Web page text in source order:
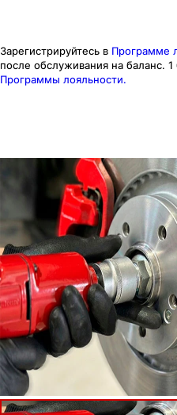
Зарегистрируйтесь в Программе
после обслуживания на баланс. 1
Программы лояльности.